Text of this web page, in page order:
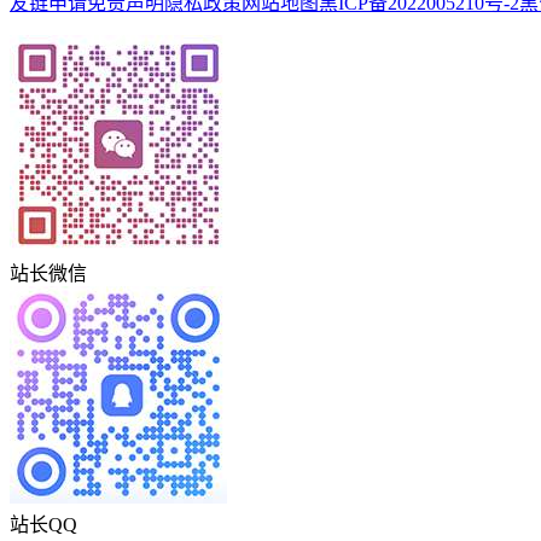
站长微信
站长QQ